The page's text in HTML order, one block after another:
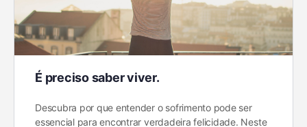
É preciso saber viver.
Descubra por que entender o sofrimento pode ser
essencial para encontrar verdadeira felicidade. Neste